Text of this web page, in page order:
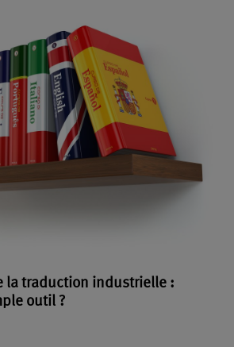
la traduction industrielle :
outil ?